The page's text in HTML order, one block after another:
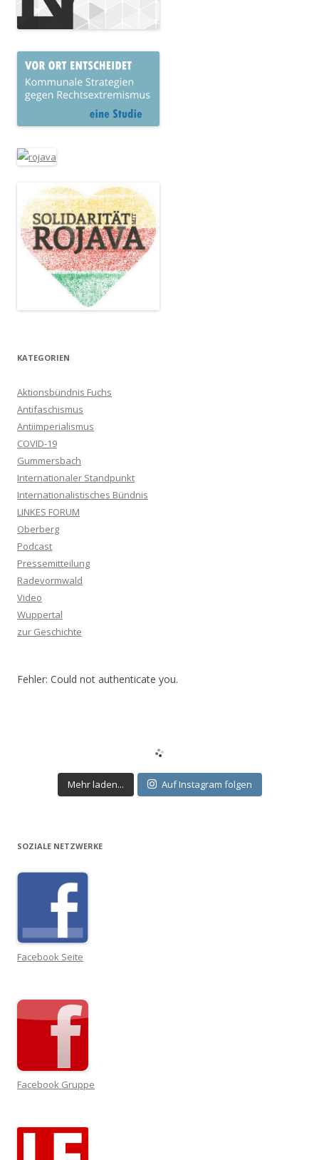
KATEGORIEN
Aktionsbündnis Fuchs
Antifaschismus
Antiimperialismus
COVID-19
Gummersbach
Internationaler Standpunkt
Internationalistisches Bündnis
LINKES FORUM
Oberberg
Podcast
Pressemitteilung
Radevormwald
Video
Wuppertal
zur Geschichte
Fehler: Could not authenticate you.
Mehr laden... Auf Instagram folgen
SOZIALE NETZWERKE
Facebook Seite
Facebook Gruppe